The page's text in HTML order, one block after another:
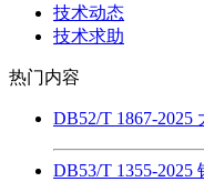
技术动态
技术求助
热门内容
DB52/T 1867-
DB53/T 1355-